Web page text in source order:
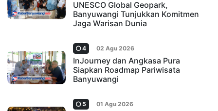
UNESCO Global Geopark,
Banyuwangi Tunjukkan Komitmen
Jaga Warisan Dunia
4 02 Agu 2026
InJourney dan Angkasa Pura
Siapkan Roadmap Pariwisata
Banyuwangi
5 01 Agu 2026